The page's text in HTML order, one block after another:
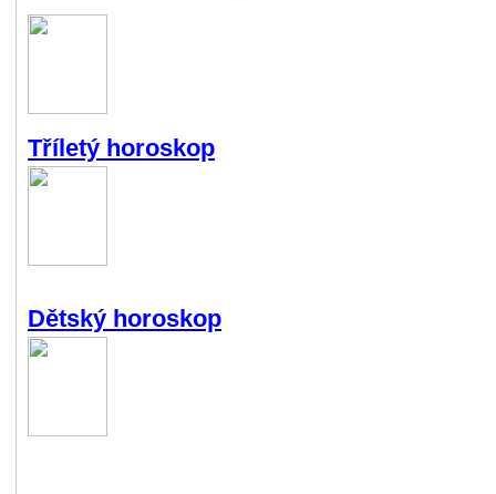
Tříletý horoskop
Dětský horoskop